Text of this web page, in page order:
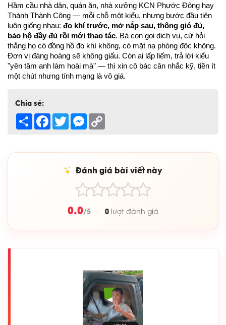
Hầm cầu nhà dân, quán ăn, nhà xưởng KCN Phước Đông hay
Thành Thành Công — mỗi chỗ một kiểu, nhưng bước đầu tiên
luôn giống nhau: đo khí trước, mở nắp sau, thông gió đủ,
bảo hộ đầy đủ rồi mới thao tác. Bà con gọi dịch vụ, cứ hỏi
thẳng họ có đồng hồ đo khí không, có mặt nạ phòng độc không.
Đơn vị đàng hoàng sẽ không giấu. Còn ai lấp liếm, trả lời kiểu
"yên tâm anh làm hoài mà" — thì xin cô bác cân nhắc kỹ, tiền ít
một chút nhưng tính mạng là vô giá.
Chia sẻ:
Share Facebook
TwitterMessenger
Đánh giá bài viết này
0.0/5 · 0 lượt đánh giá